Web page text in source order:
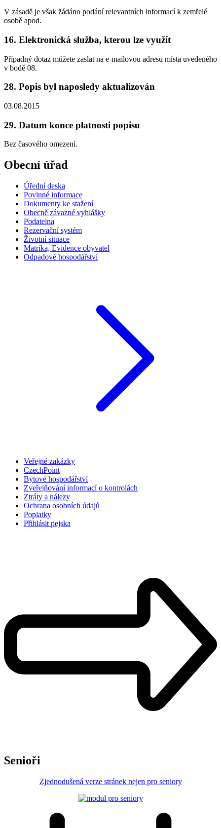
V zásadě je však žádáno podání relevantních informací k zemřelé
osobě apod.
16. Elektronická služba, kterou lze využít
Případný dotaz můžete zaslat na e-mailovou adresu místa uvedeného
v bodě 08.
28. Popis byl naposledy aktualizován
03.08.2015
29. Datum konce platnosti popisu
Bez časového omezení.
Obecní úřad
Úřední deska
Povinné informace
Dokumenty ke stažení
Obecně závazné vyhlášky
Podatelna
Rezervační systém
Životní situace
Matrika, Evidence obyvatel
Odpadové hospodářství
Veřejné zakázky
CzechPoint
Bytové hospodářství
Zveřejňování informací o kontrolách
Ztráty a nálezy
Ochrana osobních údajů
Poplatky
Přihlásit pejska
Senioři
Zjednodušená verze stránek nejen pro seniory